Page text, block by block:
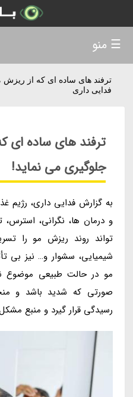
ترفند های ساده ای که از
فدایی داری
ترفند های ساده ای
جلوگیری می نماید!
به گزارش فدایی داری، رژیم
و درمان ها، نگرانی،
تواند روند ریزش مو را
شیمیایی، سشوار و… نیز بی
مو در حالت طبیعی موضوع
صورتی که شدید باشد و
رسیدگی قرار گیرد و منبع
☰ منو